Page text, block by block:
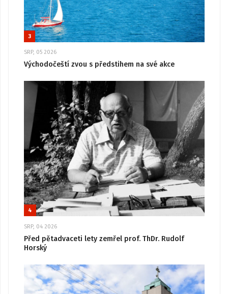
3
SRP, 05 2026
Východočeští zvou s předstihem na své akce
4
SRP, 04 2026
Před pětadvaceti lety zemřel prof. ThDr. Rudolf
Horský